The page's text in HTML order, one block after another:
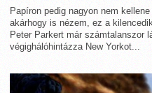
Papíron pedig nagyon nem
akárhogy is nézem, ez a
Peter Parkert már számtalanszor
végighálóhintázza New Yorkot...